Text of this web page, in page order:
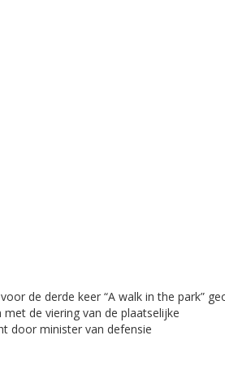
de derde keer “A walk in the park”
de viering van de plaatselijke
door minister van defensie